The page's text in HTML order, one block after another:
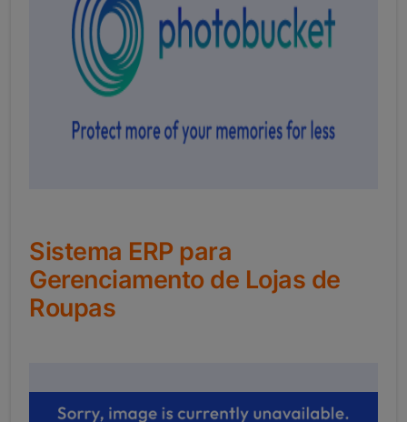
Sistema ERP para
Gerenciamento de Lojas de
Roupas